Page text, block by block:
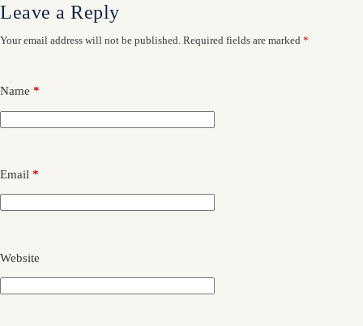
Leave a Reply
Your email address will not be published. Required fields are marked *
Name *
Email *
Website